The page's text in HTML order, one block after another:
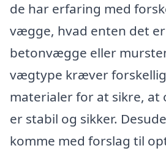
de har erfaring med
vægge, hvad enten det
betonvægge eller
vægtype kræver
materialer for at sikre,
er stabil og sikker.
komme med forslag til